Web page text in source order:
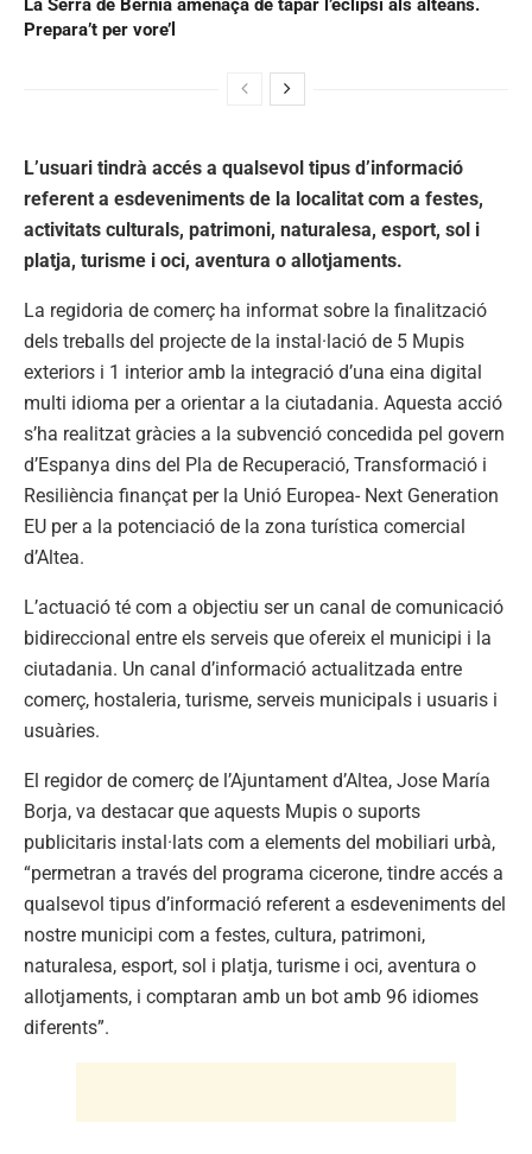
La Serra de Bèrnia amenaça de tapar l’eclipsi als alteans.
Prepara’t per vore’l
L’usuari tindrà accés a qualsevol tipus d’informació
referent a esdeveniments de la localitat com a festes,
activitats culturals, patrimoni, naturalesa, esport, sol i
platja, turisme i oci, aventura o allotjaments.
La regidoria de comerç ha informat sobre la finalització
dels treballs del projecte de la instal·lació de 5 Mupis
exteriors i 1 interior amb la integració d’una eina digital
multi idioma per a orientar a la ciutadania. Aquesta acció
s’ha realitzat gràcies a la subvenció concedida pel govern
d’Espanya dins del Pla de Recuperació, Transformació i
Resiliència finançat per la Unió Europea- Next Generation
EU per a la potenciació de la zona turística comercial
d’Altea.
L’actuació té com a objectiu ser un canal de comunicació
bidireccional entre els serveis que ofereix el municipi i la
ciutadania. Un canal d’informació actualitzada entre
comerç, hostaleria, turisme, serveis municipals i usuaris i
usuàries.
El regidor de comerç de l’Ajuntament d’Altea, Jose María
Borja, va destacar que aquests Mupis o suports
publicitaris instal·lats com a elements del mobiliari urbà,
“permetran a través del programa cicerone, tindre accés a
qualsevol tipus d’informació referent a esdeveniments del
nostre municipi com a festes, cultura, patrimoni,
naturalesa, esport, sol i platja, turisme i oci, aventura o
allotjaments, i comptaran amb un bot amb 96 idiomes
diferents”.